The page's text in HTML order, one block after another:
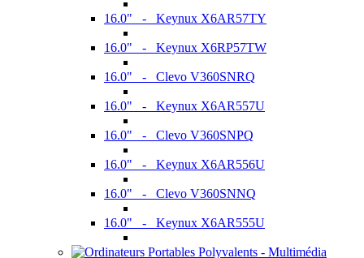
16.0" - Keynux X6AR57TY
16.0" - Keynux X6RP57TW
16.0" - Clevo V360SNRQ
16.0" - Keynux X6AR557U
16.0" - Clevo V360SNPQ
16.0" - Keynux X6AR556U
16.0" - Clevo V360SNNQ
16.0" - Keynux X6AR555U